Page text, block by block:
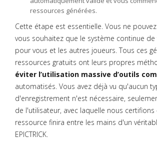
ressources générées.
Cette étape est essentielle. Vous ne
vous souhaitez que le système continue
pour vous et les autres joueurs. Tous ces
ressources gratuits ont leurs propres
éviter l’utilisation massive d’outils
automatisés. Vous avez déjà vu qu'aucun
d'enregistrement n'est nécessaire,
de l'utilisateur, avec laquelle nous certifions
ressource finira entre les mains d'un
EPICTRICK.